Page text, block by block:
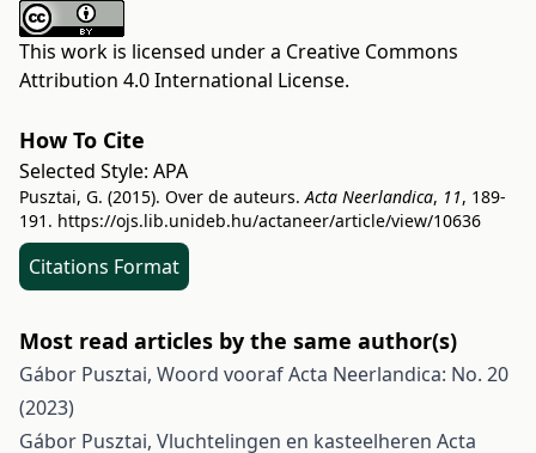
This work is licensed under a Creative Commons
Attribution 4.0 International License.
How To Cite
Selected Style: APA
Pusztai, G. (2015). Over de auteurs.Acta Neerlandica, 11, 189-
191. https://ojs.lib.unideb.hu/actaneer/article/view/10636
Citations Format
Most read articles by the same author(s)
Gábor Pusztai, Woord voorafActa Neerlandica: No. 20
(2023)
Gábor Pusztai, Vluchtelingen en kasteelheren Acta